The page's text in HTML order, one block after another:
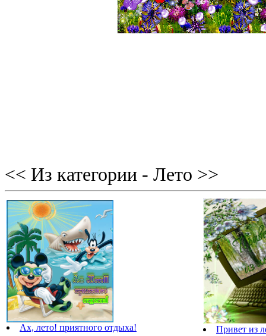
<< Из категории - Лето >>
Ах, лето! приятного отдыха! Привет из